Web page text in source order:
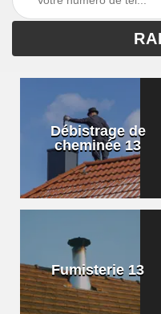
Débistrage de
cheminée 13
Fumisterie 13